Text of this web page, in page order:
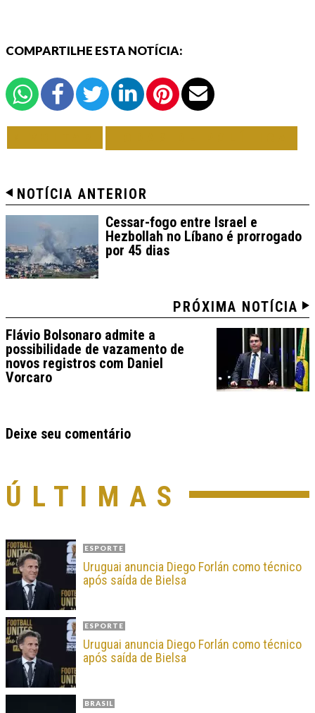
COMPARTILHE ESTA NOTÍCIA:
NOTÍCIA ANTERIOR
Cessar-fogo entre Israel e
Hezbollah no Líbano é prorrogado
por 45 dias
PRÓXIMA NOTÍCIA
Flávio Bolsonaro admite a
possibilidade de vazamento de
novos registros com Daniel
Vorcaro
Deixe seu comentário
ÚLTIMAS
ESPORTE
Uruguai anuncia Diego Forlán como técnico
após saída de Bielsa
ESPORTE
Uruguai anuncia Diego Forlán como técnico
após saída de Bielsa
BRASIL